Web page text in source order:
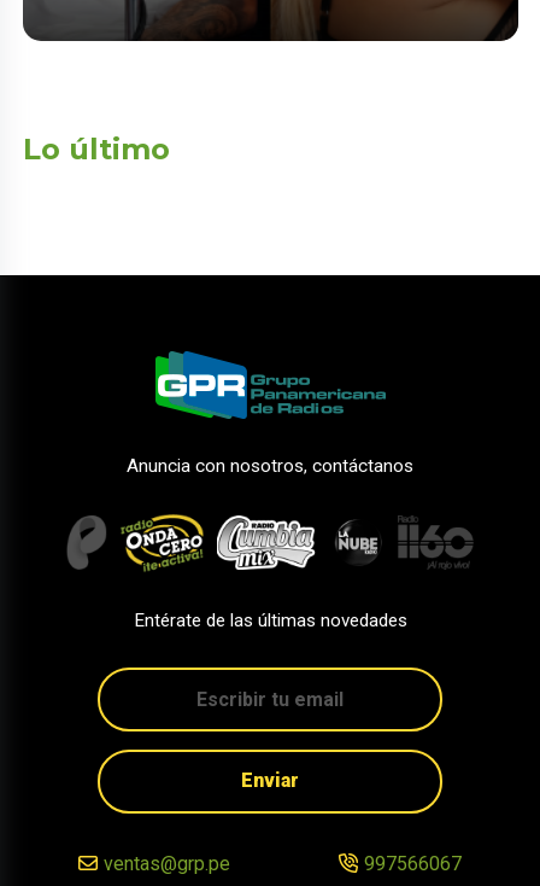
Lo último
Anuncia con nosotros, contáctanos
Entérate de las últimas novedades
Enviar
ventas@grp.pe 997566067